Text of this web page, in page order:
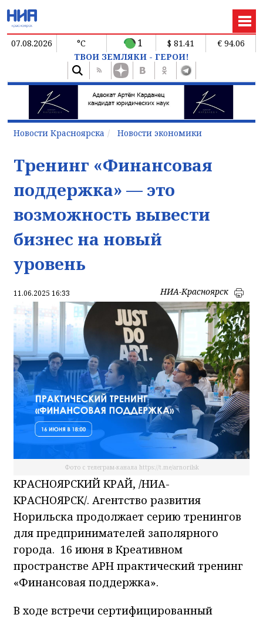
07.08.2026 °C 1 $ 81.41
€ 94.06
ТВОИ ЗЕМЛЯКИ - ГЕРОИ!
Новости Красноярска Новости экономики
Тренинг «Финансовая
поддержка» — это
возможность вывести
бизнес на новый
уровень
11.06.2025 16:33 НИА-Красноярск
Фото с телеграм-канала https://t.me/arnorilsk
КРАСНОЯРСКИЙ КРАЙ, /НИА-
КРАСНОЯРСК/. Агентство развития
Норильска продолжает серию тренингов
для предпринимателей заполярного
города. 16 июня в Креативном
пространстве АРН практический тренинг
«Финансовая поддержка».
В ходе встречи сертифицированный